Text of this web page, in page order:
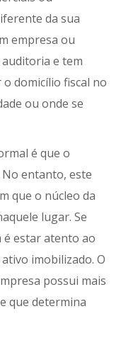
da sua
empresa ou
e tem
domicílio fiscal no
ou onde se
é que o
No entanto, este
que o núcleo da
lugar. Se
é estar atento ao
imobilizado. O
possui mais
que determina